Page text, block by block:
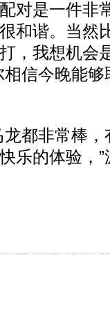
对是一件非
和谐。当然
，我想机会
信今晚能
都非常棒，
乐的体验，